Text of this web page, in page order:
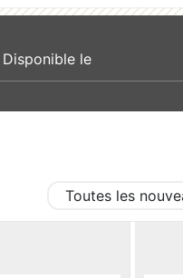
Toutes les